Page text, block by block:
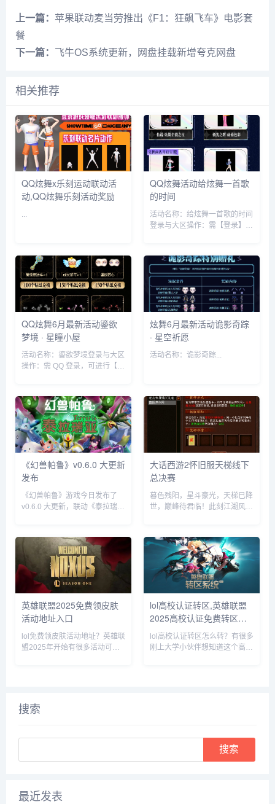
上一篇： 苹果联动麦当劳推出《F1：狂飙飞车》电影套
餐
下一篇： 飞牛OS系统更新，网盘挂载新增夸克网盘
相关推荐
QQ炫舞x乐刻运动联动活
动,QQ炫舞乐刻活动奖励
QQ炫舞活动给炫舞一首歌
的时间
活动名称：给炫舞一首歌的时间
登录与大区操作：需【登录】，
2025 年 6 月 24 日 - 2025 年 8
月 7 日 活动内容...
QQ炫舞6月最新活动鎏欲
梦境 · 星瞳小屋
活动名称：鎏欲梦境登录与大区
操作：需 QQ 登录，可进行【绑
符输入器且赠送 1 次抽奖机
会。...
炫舞6月最新活动诡影奇踪
· 星空祈愿
活动名称：诡影奇踪...
《幻兽帕鲁》v0.6.0 大更新
发布
《幻兽帕鲁》游戏今日发布了
v0.6.0 大更新，联动《泰拉瑞
大话西游2怀旧服天梯线下
总决赛
暮色残阳，星斗豪光，天梯已降
世，巅峰待君临！此刻江湖风云
齐赴这座荣耀争锋场！ 2025天
梯巅峰战年度总决赛线下赛将
至，...
英雄联盟2025免费领皮肤
活动地址入口
lol免费领皮肤活动地址？英雄联
盟2025年开始有很多活动可以
lol高校认证转区,英雄联盟
2025高校认证免费转区操
作方法介绍
lol高校认证转区怎么转？有很多
刚上大学小伙伴想知道这个高校
搜索
最近发表